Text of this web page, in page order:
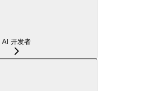
AI 开发者